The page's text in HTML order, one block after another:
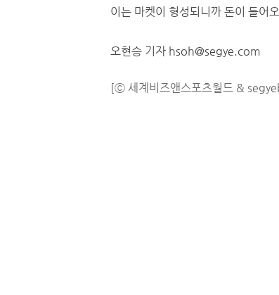
이는 마켓이 형성되니까 돈이 들어
오현승 기자 hsoh@segye.com
[ⓒ 세계비즈앤스포츠월드 &